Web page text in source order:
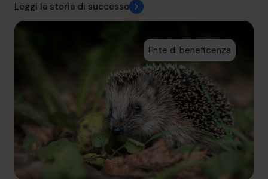
Leggi la storia di successo
Ente di beneficenza